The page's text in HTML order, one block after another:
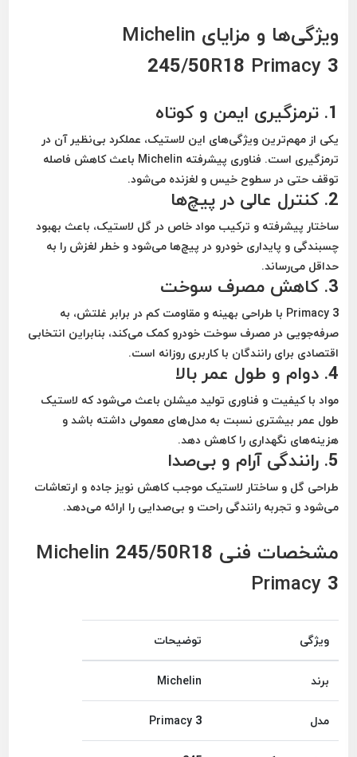
ویژگی‌ها و مزایای Michelin
245/50R18 Primacy 3
1. ترمزگیری ایمن و کوتاه
یکی از مهم‌ترین ویژگی‌های این لاستیک، عملکرد بی‌نظیر آن در
ترمزگیری است. فناوری پیشرفته Michelin باعث کاهش فاصله
توقف حتی درسطوح خیس و لغزنده می‌شود.
2. کنترل عالی در پیچ‌ها
ساختار پیشرفته و ترکیب مواد خاص در گل لاستیک، باعث بهبود
چسبندگی و پایداری خودرو در پیچ‌ها می‌شود و خطر لغزش را به
حداقل می‌رساند.
3. کاهش مصرف سوخت
Primacy 3 با طراحی بهینه و مقاومت کم در برابر غلتش، به
صرفه‌جویی در مصرف سوخت خودرو کمک می‌کند، بنابراین انتخابی
اقتصادی برای رانندگان با کاربری روزانه است.
4. دوام و طول عمر بالا
مواد با کیفیت و فناوری تولید میشلن باعث می‌شود که لاستیک
طول عمر بیشتری نسبت به مدل‌های معمولی داشته باشد و
هزینه‌های نگهداری را کاهش دهد.
5. رانندگی آرام و بی‌صدا
طراحی گل و ساختار لاستیک موجبکاهش نویز جاده و ارتعاشات
می‌شود و تجربه رانندگی راحت و بی‌صدایی را ارائه می‌دهد.
مشخصات فنی Michelin 245/50R18
Primacy 3
ویژگی توضیحات
برند
Michelin
مدل
Primacy 3